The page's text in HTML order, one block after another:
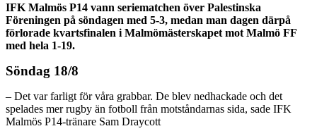
IFK Malmös P14 vann seriematchen över Palestinska
Föreningen på söndagen med 5-3, medan man dagen därpå
förlorade kvartsfinalen i Malmömästerskapet mot Malmö FF
med hela 1-19.
Söndag 18/8
– Det var farligt för våra grabbar. De blev nedhackade och det
spelades mer rugby än fotboll från motståndarnas sida, sade IFK
Malmös P14-tränare Sam Draycott